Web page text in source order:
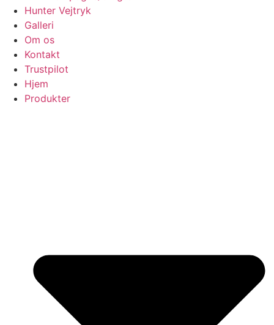
Hunter Vejtryk
Galleri
Om os
Kontakt
Trustpilot
Hjem
Produkter